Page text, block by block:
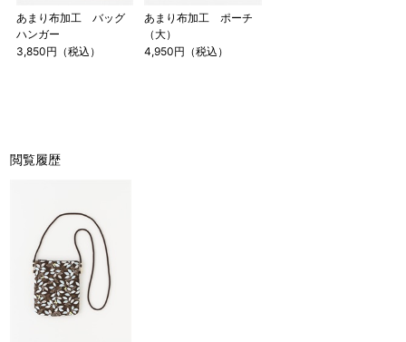
あまり布加工 バッグ
ハンガー
3,850円（税込）
あまり布加工 ポーチ
（大）
4,950円（税込）
閲覧履歴